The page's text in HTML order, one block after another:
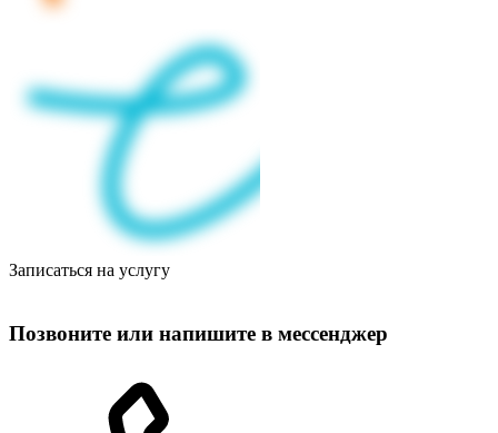
Записаться на услугу
Позвоните или напишите в мессенджер